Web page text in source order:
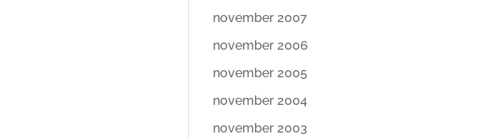
november 2007
november 2006
november 2005
november 2004
november 2003